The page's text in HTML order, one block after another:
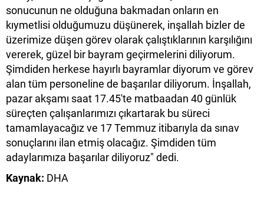
sonucunun ne olduğuna bakmadan onların en
kıymetlisi olduğumuzu düşünerek, inşallah bizler de
üzerimize düşen görev olarak çalıştıklarının karşılığını
vererek, güzel bir bayram geçirmelerini diliyorum.
Şimdiden herkese hayırlı bayramlar diyorum ve görev
alan tüm personeline de başarılar diliyorum. İnşallah,
pazar akşamı saat 17.45'te matbaadan 40 günlük
süreçten çalışanlarımızı çıkartarak bu süreci
tamamlayacağız ve 17 Temmuz itibarıyla da sınav
sonuçlarını ilan etmiş olacağız. Şimdiden tüm
adaylarımıza başarılar diliyoruz" dedi.
Kaynak: DHA